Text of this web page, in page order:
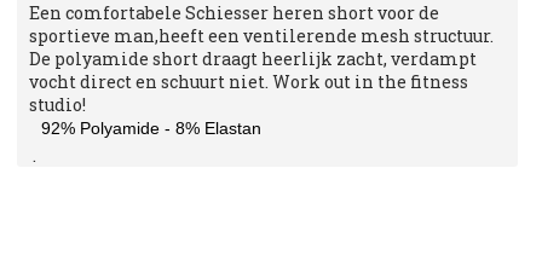
Een comfortabele Schiesser heren short voor de
sportieve man,heeft een ventilerende mesh structuur.
De polyamide short draagt heerlijk zacht, verdampt
vocht direct en schuurt niet. Work out in the fitness
studio!
92% Polyamide - 8% Elastan
.